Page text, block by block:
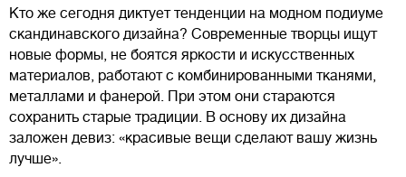
Кто же сегодня диктует тенденции на модном подиуме
скандинавского дизайна? Современные творцы ищут
новые формы, не боятся яркости и искусственных
материалов, работают с комбинированными тканями,
металлами и фанерой. При этом они стараются
сохранить старые традиции. В основу их дизайна
заложен девиз: «красивые вещи сделают вашу жизнь
лучше».